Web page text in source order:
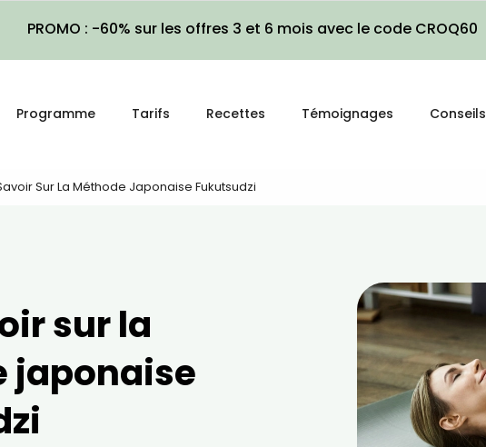
PROMO : -60% sur les offres 3 et 6 mois avec le code CROQ60
Programme Tarifs Recettes Témoignages Conseils
Sur La Méthode Japonaise Fukutsudzi
sur la
japonaise